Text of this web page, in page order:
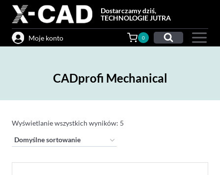
Przejdź
treści
Dostarczamy dziś,
TECHNOLOGIE JUTRA
Moje konto 0
CADprofi Mechanical
Wyświetlanie wszystkich wyników: 5